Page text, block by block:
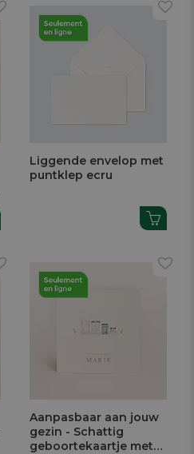
Liggende envelop met
puntklep ecru
Aanpasbaar aan jouw
gezin - Schattig
geboortekaartje met